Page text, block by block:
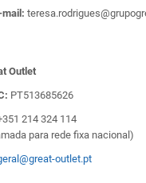
mail:
Outlet
PT513685626
214 324 114
para rede fixa nacional)
outlet.pt